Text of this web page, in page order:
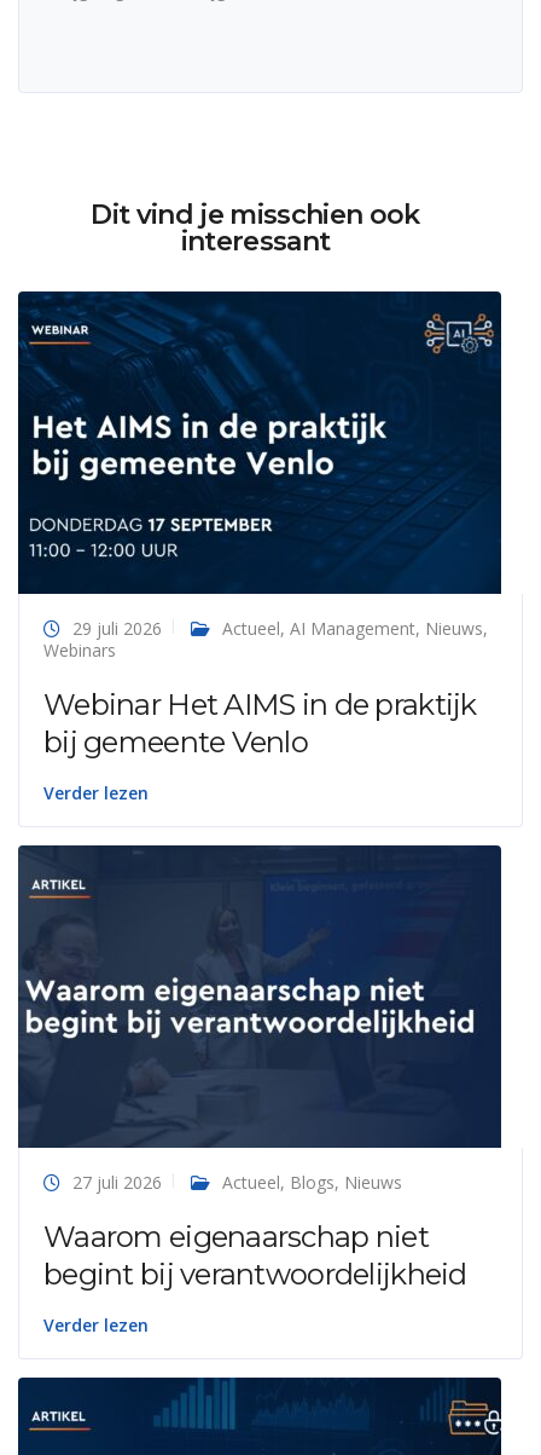
Dit vind je misschien ook
interessant
29 juli 2026 Actueel, AI Management, Nieuws,
Webinars
Webinar Het AIMS in de praktijk
bij gemeente Venlo
Verder lezen
27 juli 2026 Actueel, Blogs, Nieuws
Waarom eigenaarschap niet
begint bij verantwoordelijkheid
Verder lezen